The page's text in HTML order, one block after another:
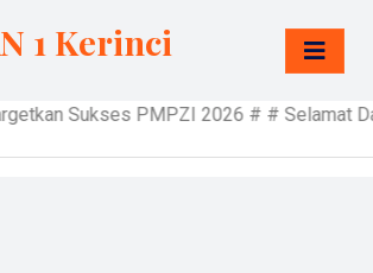
1 Kerinci
Sukses PMPZI 2026 # # Selamat